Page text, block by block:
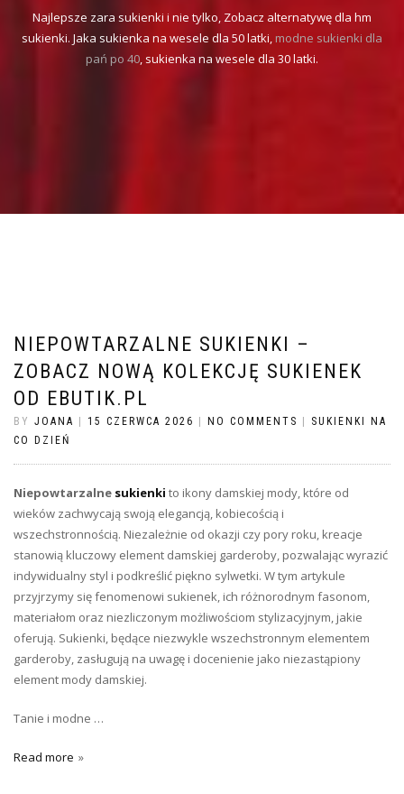
Najlepsze zara sukienki i nie tylko, Zobacz alternatywę dla hm
sukienki. Jaka sukienka na wesele dla 50 latki, modne sukienki dla
pań po 40, sukienka na wesele dla 30 latki.
NIEPOWTARZALNE SUKIENKI –
ZOBACZ NOWĄ KOLEKCJĘ SUKIENEK
OD EBUTIK.PL
BY JOANA 15 CZERWCA 2026 NO COMMENTS
SUKIENKI NA
CO DZIEŃ
Niepowtarzalne sukienki to ikony damskiej mody, które od
wieków zachwycają swoją elegancją, kobiecością i
wszechstronnością. Niezależnie od okazji czy pory roku, kreacje
stanowią kluczowy element damskiej garderoby, pozwalając wyrazić
indywidualny styl i podkreślić piękno sylwetki. W tym artykule
przyjrzymy się fenomenowi sukienek, ich różnorodnym fasonom,
materiałom oraz niezliczonym możliwościom stylizacyjnym, jakie
oferują. Sukienki, będące niezwykle wszechstronnym elementem
garderoby, zasługują na uwagę i docenienie jako niezastąpiony
element mody damskiej.
Tanie i modne …
Read more